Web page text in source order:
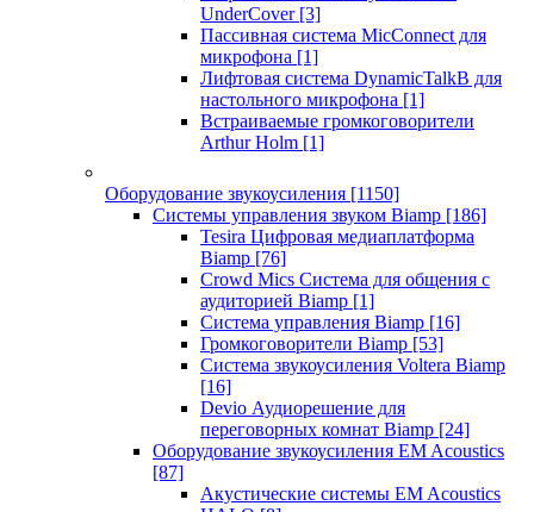
UnderCover [3]
Пассивная система MicConnect для
микрофона [1]
Лифтовая система DynamicTalkB для
настольного микрофона [1]
Встраиваемые громкоговорители
Arthur Holm [1]
Оборудование звукоусиления [1150]
Системы управления звуком Biamp [186]
Tesira Цифровая медиаплатформа
Biamp [76]
Crowd Mics Система для общения с
аудиторией Biamp [1]
Система управления Biamp [16]
Громкоговорители Biamp [53]
Система звукоусиления Voltera Biamp
[16]
Devio Аудиорешение для
переговорных комнат Biamp [24]
Оборудование звукоусиления EM Acoustics
[87]
Акустические системы EM Acoustics